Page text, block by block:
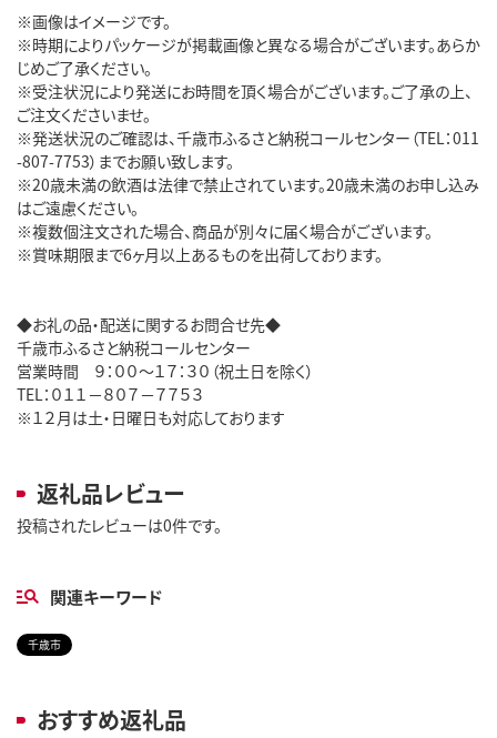
※画像はイメージです。
※時期によりパッケージが掲載画像と異なる場合がございます。あらか
じめご了承ください。
※受注状況により発送にお時間を頂く場合がございます。ご了承の上、
ご注文くださいませ。
※発送状況のご確認は、千歳市ふるさと納税コールセンター（TEL：011
-807-7753）までお願い致します。
※20歳未満の飲酒は法律で禁止されています。20歳未満のお申し込み
はご遠慮ください。
※複数個注文された場合、商品が別々に届く場合がございます。
※賞味期限まで6ヶ月以上あるものを出荷しております。
◆お礼の品・配送に関するお問合せ先◆
千歳市ふるさと納税コールセンター
営業時間 ９：００～１７：３０（祝土日を除く）
TEL：０１１－８０７－７７５３
※１２月は土・日曜日も対応しております
返礼品レビュー
投稿されたレビューは0件です。
関連キーワード
千歳市
おすすめ返礼品